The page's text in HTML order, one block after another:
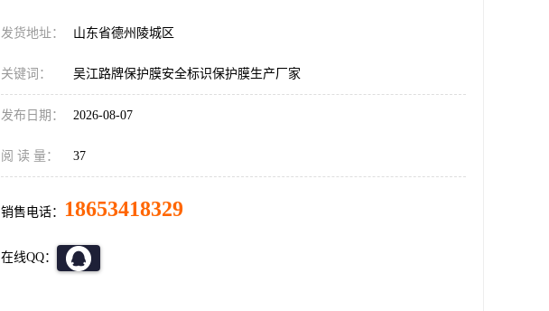
发货地址： 山东省德州陵城区
关键词： 吴江路牌保护膜安全标识保护膜生产厂家
发布日期： 2026-08-07
阅 读 量： 37
销售电话： 18653418329
在线QQ：